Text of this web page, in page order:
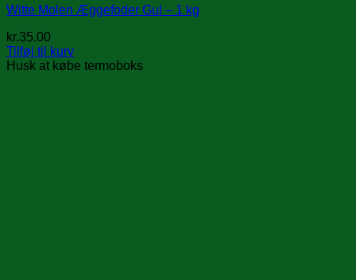
Witte Molen Æggefoder Gul – 1 kg
kr.35.00
Tilføj til kurv
Husk at købe termoboks